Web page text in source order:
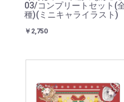
03/コンプリートセット(
種)(ミニキャライラスト)
￥2,750